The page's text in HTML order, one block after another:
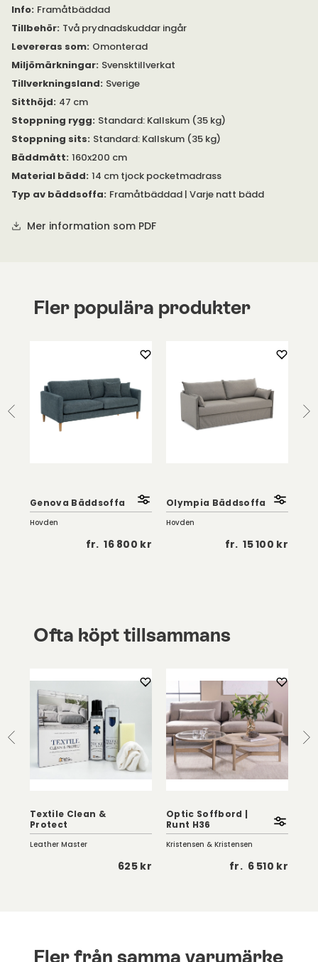
Info: Framåtbäddad
Tillbehör: Två prydnadskuddar ingår
Levereras som: Omonterad
Miljömärkningar: Svensktillverkat
Tillverkningsland: Sverige
Sitthöjd: 47 cm
Stoppning rygg: Standard: Kallskum (35 kg)
Stoppning sits: Standard: Kallskum (35 kg)
Bäddmått: 160x200 cm
Material bädd: 14 cm tjock pocketmadrass
Typ av bäddsoffa: Framåtbäddad | Varje natt bädd
Mer information som PDF
Fler populära produkter
Genova Bäddsoffa
Hovden
fr. 16 800 kr
Olympia Bäddsoffa
Hovden
fr. 15 100 kr
Ofta köpt tillsammans
Textile Clean &
Protect
Leather Master
625 kr
Optic Soffbord |
Runt H36
Kristensen & Kristensen
fr. 6 510 kr
Fler från samma varumärke